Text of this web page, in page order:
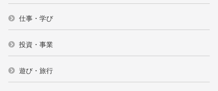
仕事・学び
投資・事業
遊び・旅行